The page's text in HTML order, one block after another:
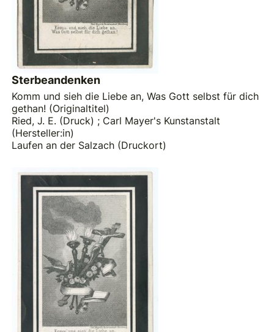
Sterbeandenken
Komm und sieh die Liebe an, Was Gott selbst für dich
gethan! (Originaltitel)
Ried, J. E. (Druck) ; Carl Mayer's Kunstanstalt
(Hersteller:in)
Laufen an der Salzach (Druckort)